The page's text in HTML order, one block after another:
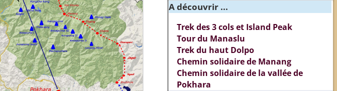
A découvrir ...
Trek des 3 cols et Island Peak
Tour du Manaslu
Trek du haut Dolpo
Chemin solidaire de Manang
Chemin solidaire de la vallée de
Pokhara